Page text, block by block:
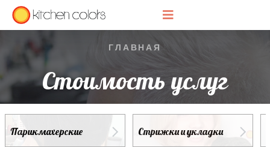
ГЛАВНАЯ
Стоимость услуг
Парикмахерские Стрижки и укладки